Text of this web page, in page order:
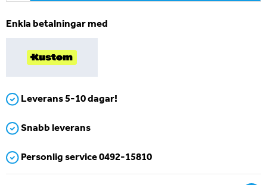
Enkla betalningar med
Leverans 5-10 dagar!
Snabb leverans
Personlig service 0492-15810